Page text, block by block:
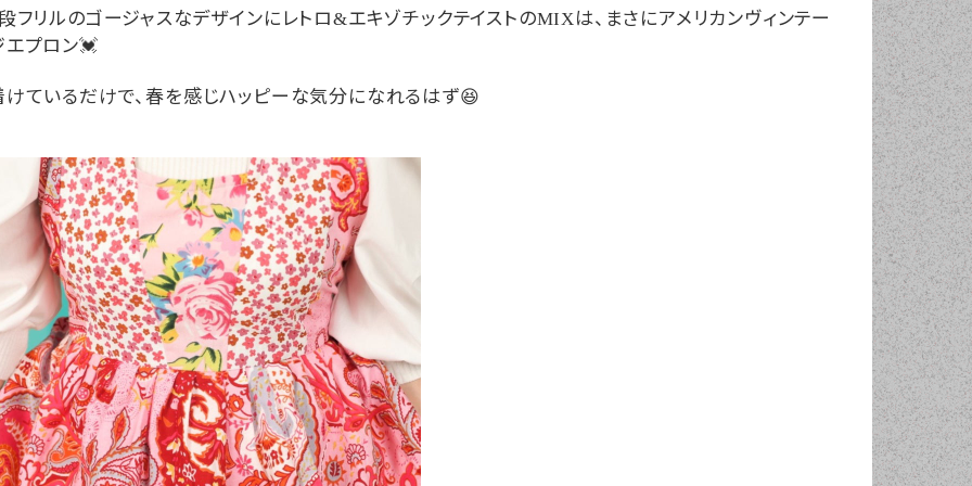
フリルのゴージャスなデザインにレトロ&エキゾチックテイストのMIXは、まさにアメリカンヴィンテー
エプロン💓
けているだけで、春を感じハッピーな気分になれるはず😆